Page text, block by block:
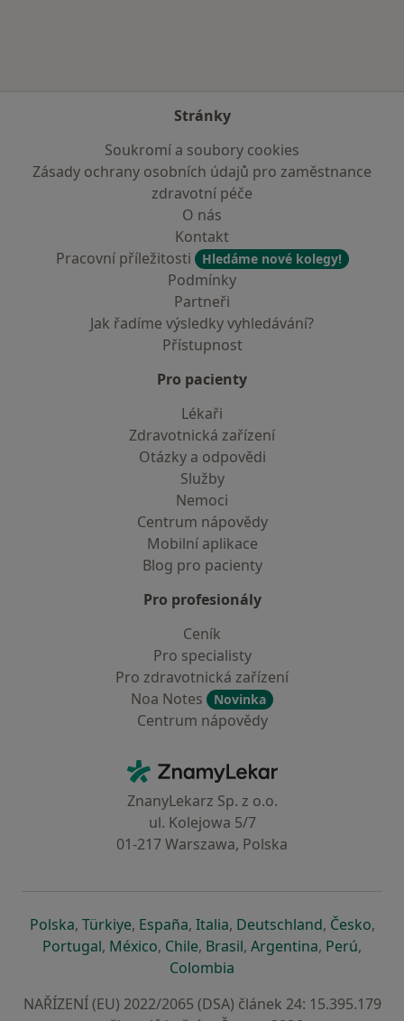
Stránky
Soukromí a soubory cookies
Zásady ochrany osobních údajů pro zaměstnance
zdravotní péče
O nás
Kontakt
Pracovní příležitosti
Hledáme nové kolegy!
Podmínky
Partneři
Jak řadíme výsledky vyhledávání?
Přístupnost
Pro pacienty
Lékaři
Zdravotnická zařízení
Otázky a odpovědi
Služby
Nemoci
Centrum nápovědy
Mobilní aplikace
Blog pro pacienty
Pro profesionály
Ceník
Pro specialisty
Pro zdravotnická zařízení
Noa Notes
Novinka
Centrum nápovědy
ZnamyLekar - Hlavní stránka
ZnanyLekarz Sp. z o.o.
ul. Kolejowa 5/7
01-217 Warszawa, Polska
Polskase otevře v nové záložce
, Türkiyese otevře v nové záložce
, Españase otevře v nové záložce
, Italiase otevře v nové záložce
, Deutschlandse otevře v
, Českose
,
Portugalse otevře v nové záložce
, Méxicose otevře v nové záložce
, Chilese otevře v nové záložce
, Brasilse otevře v nové
, Argentinase otevře v
, Perúse
,
Colombia
NAŘÍZENÍ (EU) 2022/2065 (DSA) článek 24: 15.395.179